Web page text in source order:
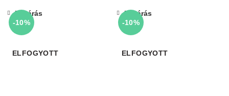
-10%
ELFOGYOTT
Bezárás
-10%
ELFOGYOTT
Bezárás